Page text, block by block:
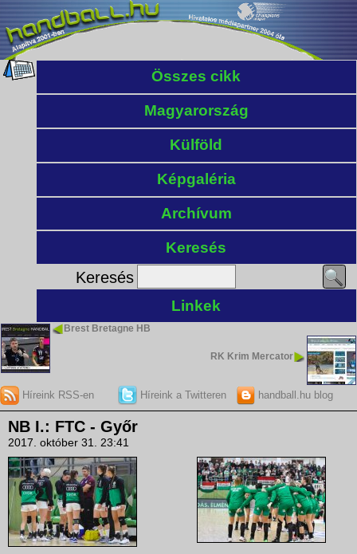
Összes cikk
Magyarország
Külföld
Képgaléria
Archívum
Keresés
Keresés
Linkek
Brest Bretagne HB
RK Krim Mercator
Híreink RSS-en Híreink a Twitteren handball.hu blog
NB I.: FTC - Győr
2017. október 31. 23:41